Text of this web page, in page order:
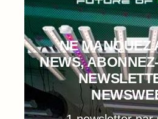
NE MANQUEZ
NEWS,